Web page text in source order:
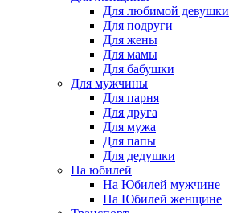
Для любимой девушки
Для подруги
Для жены
Для мамы
Для бабушки
Для мужчины
Для парня
Для друга
Для мужа
Для папы
Для дедушки
На юбилей
На Юбилей мужчине
На Юбилей женщине